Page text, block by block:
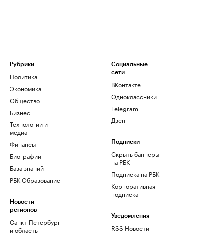
Рубрики
Политика
Экономика
Общество
Бизнес
Технологии и
медиа
Финансы
Биографии
База знаний
РБК Образование
Новости
регионов
Санкт-Петербург
и область
Социальные
сети
ВКонтакте
Одноклассники
Telegram
Дзен
Подписки
Скрыть баннеры
на РБК
Подписка на РБК
Корпоративная
подписка
Уведомления
RSS Новости